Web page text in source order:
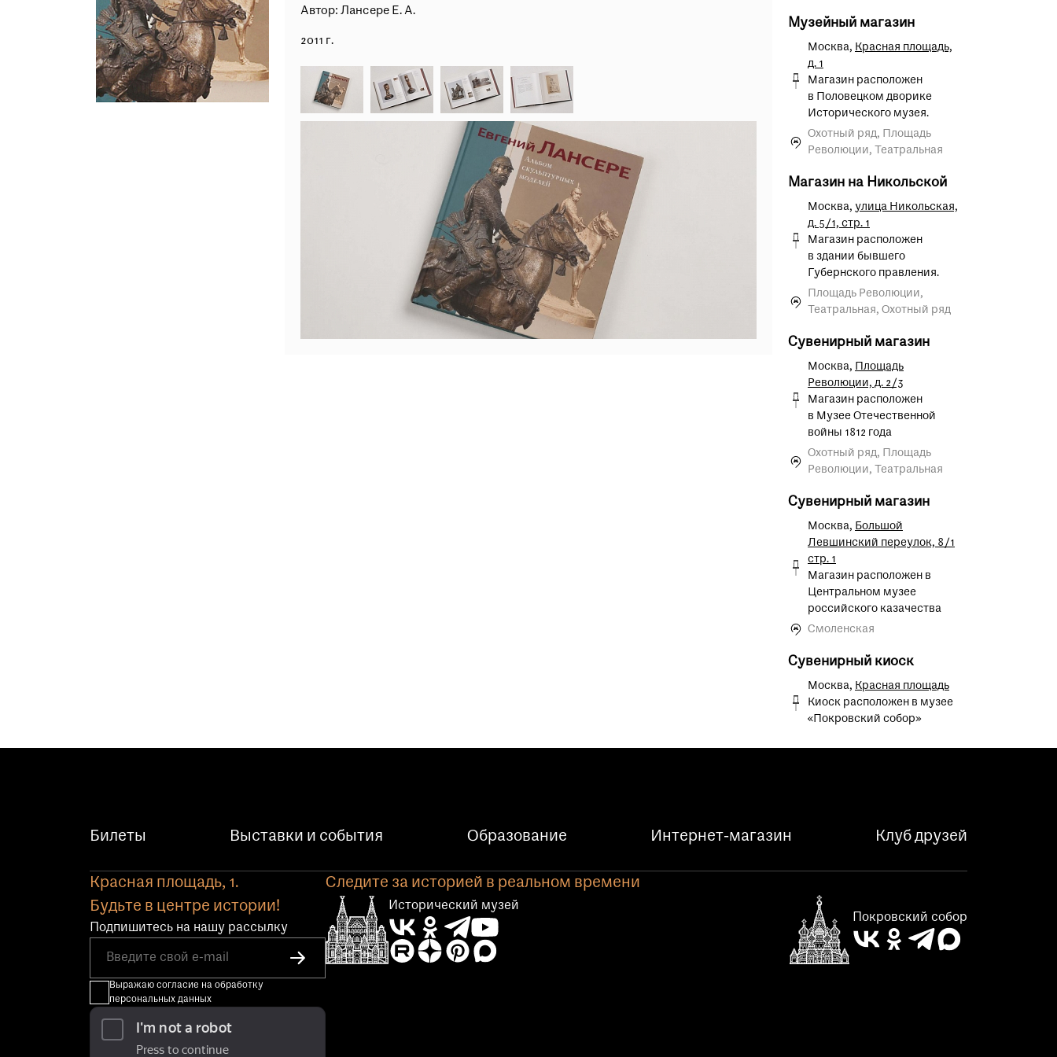
Автор: Лансере Е. А.
2011 г.
Музейный магазин
Москва, Красная площадь,
д. 1
Магазин расположен
в Половецком дворике
Исторического музея.
Охотный ряд, Площадь
Революции, Театральная
Магазин на Никольской
Москва, улица Никольская,
д. 5/1, стр. 1
Магазин расположен
в здании бывшего
Губернского правления.
Площадь Революции,
Театральная, Охотный ряд
Сувенирный магазин
Москва, Площадь
Революции, д. 2/3
Магазин расположен
в Музее Отечественной
войны 1812 года
Охотный ряд, Площадь
Революции, Театральная
Сувенирный магазин
Москва, Большой
Левшинский переулок, 8/1
стр. 1
Магазин расположен в
Центральном музее
российского казачества
Смоленская
Сувенирный киоск
Москва, Красная площадь
Киоск расположен в музее
«Покровский собор»
Билеты Выставки и события Образование Интернет-магазин Клуб друзей
Красная площадь, 1.
Будьте в центре истории!
Подпишитесь на нашу рассылку
Выражаю согласие на обработку
персональных данных
Следите за историей в реальном времени
Исторический музей
Покровский собор